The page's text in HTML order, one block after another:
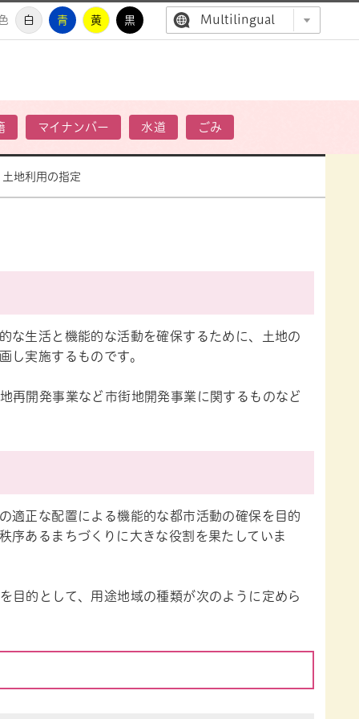
白 青 黄 黒 Multilingual
マイナンバー 水道 ごみ
土地利用の指定
な生活と機能的な活動を確保するために、土地の
し実施するものです。
再開発事業など市街地開発事業に関するものなど
適正な配置による機能的な都市活動の確保を目的
序あるまちづくりに大きな役割を果たしていま
目的として、用途地域の種類が次のように定めら